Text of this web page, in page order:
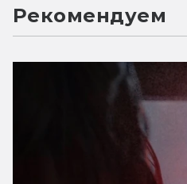
Рекомендуем